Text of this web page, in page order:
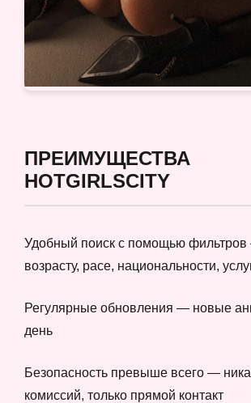
ПРЕИМУЩЕСТВА
HOTGIRLSCITY
Удобный поиск с помощью
возрасту, расе, национальности,
Регулярные обновления — новые
день
Безопасность превыше всего —
комиссий, только прямой контакт